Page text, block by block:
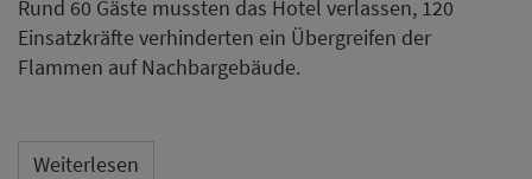
Rund 60 Gäste mussten das Hotel verlassen, 120
Einsatzkräfte verhinderten ein Übergreifen der
Flammen auf Nachbargebäude.
Weiterlesen